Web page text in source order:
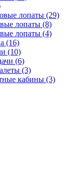
лопаты (29)
лопаты (8)
лопаты (4)
(16)
(10)
(6)
(3)
кабины (3)